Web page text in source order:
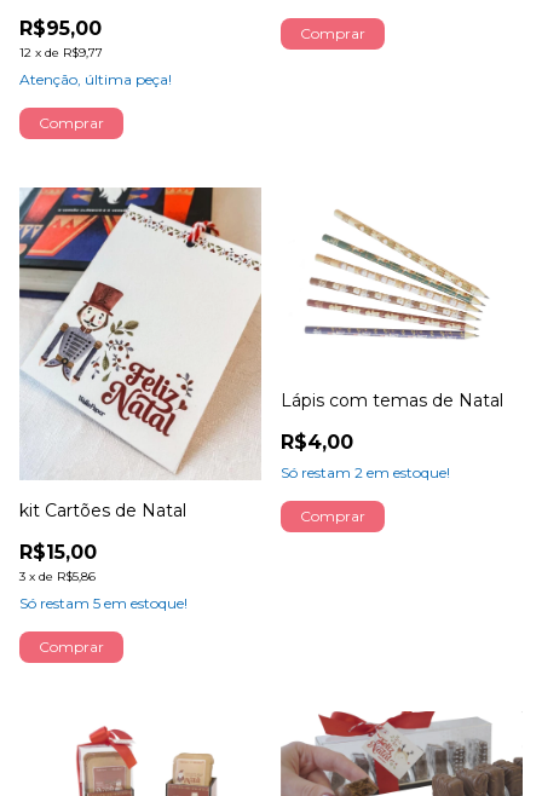
R$95,00
12 x de R$9,77
Atenção, última peça!
Comprar
kit Cartões de Natal
R$15,00
3 x de R$5,86
Só restam 5 em estoque!
Lápis com temas de Natal
R$4,00
Só restam 2 em estoque!
Comprar